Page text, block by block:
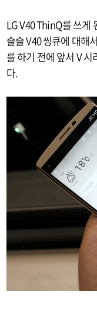
LG V40 ThinQ를 쓰게
슬슬 V40 씽큐에 대해
를 하기 전에 앞서 V
다.